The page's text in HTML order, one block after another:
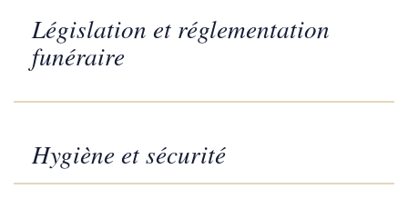
Législation et réglementation
funéraire
Hygiène et sécurité